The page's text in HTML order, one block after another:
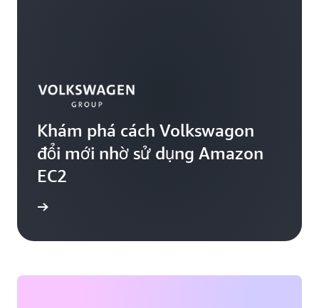
Khám phá cách Volkswagon
đổi mới nhờ sử dụng Amazon
EC2